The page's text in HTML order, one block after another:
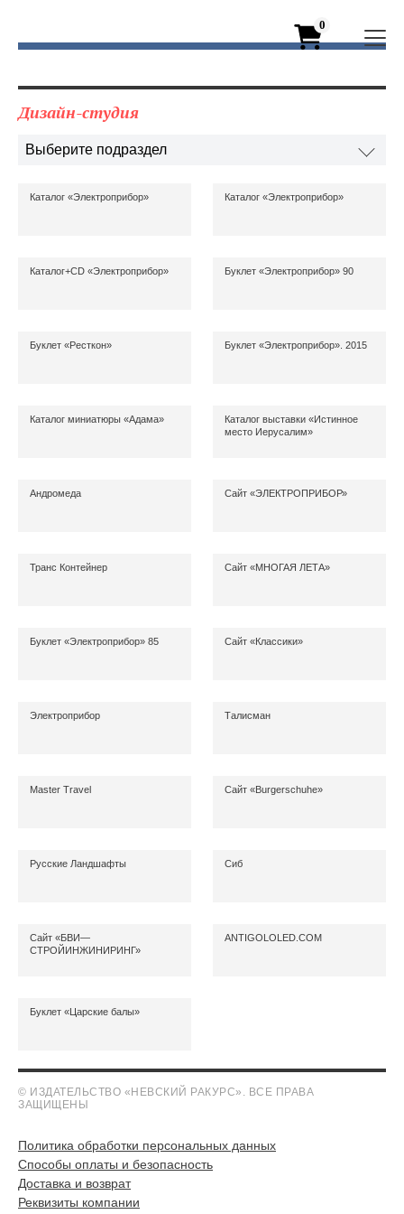
0
Дизайн-студия
Выберите подраздел
Web
Каталог «Электроприбор» Каталог «Электроприбор»
Каталог+CD «Электроприбор» Буклет «Электроприбор» 90
Буклет «Ресткон» Буклет «Электроприбор». 2015
Каталог миниатюры «Адама»
Каталог выставки «Истинное
место Иерусалим»
Андромеда Сайт «ЭЛЕКТРОПРИБОР»
Транс Контейнер Сайт «МНОГАЯ ЛЕТА»
Буклет «Электроприбор» 85 Сайт «Классики»
Электроприбор Талисман
Master Travel Сайт «Burgerschuhe»
Русские Ландшафты Сиб
Сайт «БВИ—
СТРОЙИНЖИНИРИНГ»
ANTIGOLOLED.COM
Буклет «Царские балы»
© ИЗДАТЕЛЬСТВО «НЕВСКИЙ РАКУРС». ВСЕ ПРАВА
ЗАЩИЩЕНЫ
Политика обработки персональных данных
Способы оплаты и безопасность
Доставка и возврат
Реквизиты компании